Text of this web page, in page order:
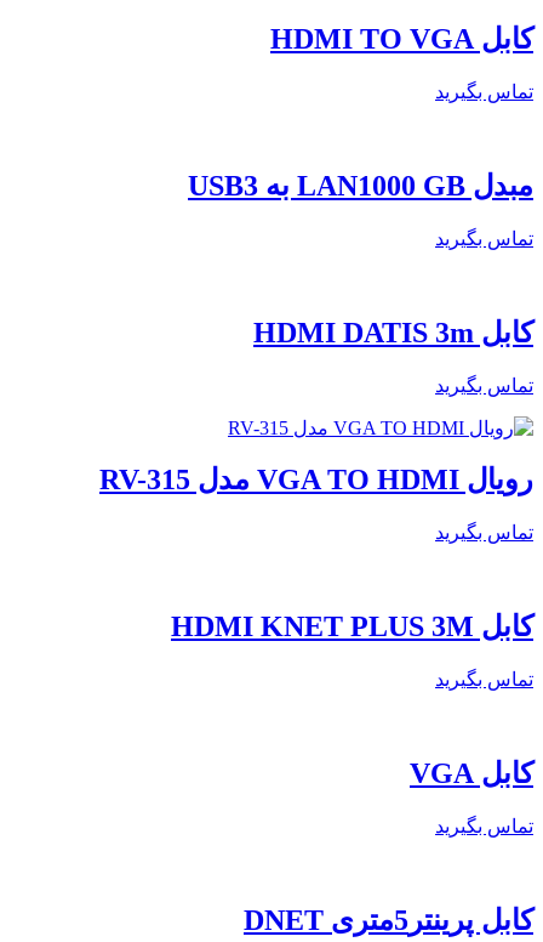
کابل HDMI TO VGA
تماس بگیرید
مبدل LAN1000 GB به USB3
تماس بگیرید
کابل HDMI DATIS 3m
تماس بگیرید
رویال VGA TO HDMI مدل RV-315
تماس بگیرید
کابل HDMI KNET PLUS 3M
تماس بگیرید
کابل VGA
تماس بگیرید
کابل پرینتر5متری DNET